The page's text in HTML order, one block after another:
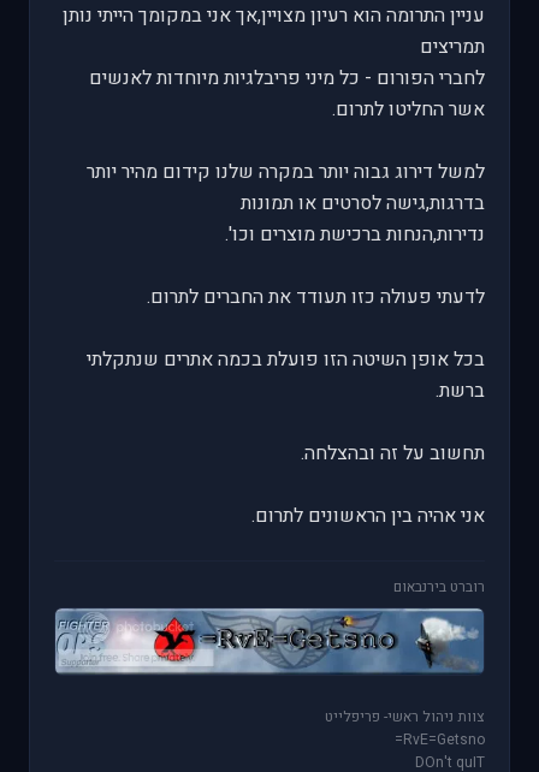
עניין התרומה הוא רעיון מצויין,אך אני במקומך הייתי נותן
תמריצים
לחברי הפורום - כל מיני פריבלגיות מיוחדות לאנשים
אשר החליטו לתרום.
למשל דירוג גבוה יותר במקרה שלנו קידום מהיר יותר
בדרגות,גישה לסרטים או תמונות
נדירות,הנחות ברכישת מוצרים וכו'.
לדעתי פעולה כזו תעודד את החברים לתרום.
בכל אופן השיטה הזו פועלת בכמה אתרים שנתקלתי
ברשת.
תחשוב על זה ובהצלחה.
אני אהיה בין הראשונים לתרום.
רוברט בירנבאום
צוות ניהול ראשי- פריפלייט
RvE=Getsno=
DOn't quIT